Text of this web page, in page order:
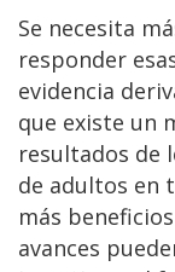
Se necesita
responder
evidencia
que existe un
resultados de
de adultos en
más
avances